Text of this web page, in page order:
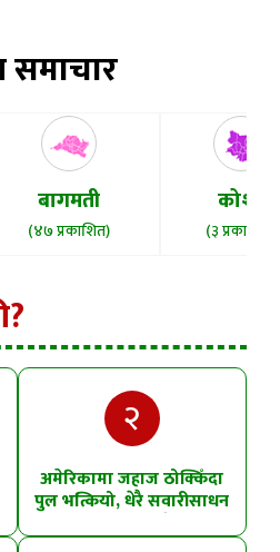
समाचार
बागमती
(४७ प्रकाशित)
कोशी
(३ प्रकाशित)
२
अमेरिकामा जहाज ठोक्किँदा
पुल भत्कियो, धेरै सवारीसाधन
पानीमा खसे